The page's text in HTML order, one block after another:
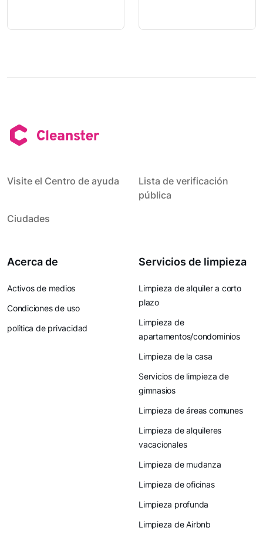
Visite el Centro de ayuda
Lista de verificación
pública
Ciudades
Acerca de
Activos de medios
Condiciones de uso
política de privacidad
Servicios de limpieza
Limpieza de alquiler a corto
plazo
Limpieza de
apartamentos/condominios
Limpieza de la casa
Servicios de limpieza de
gimnasios
Limpieza de áreas comunes
Limpieza de alquileres
vacacionales
Limpieza de mudanza
Limpieza de oficinas
Limpieza profunda
Limpieza de Airbnb